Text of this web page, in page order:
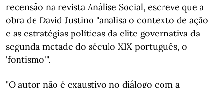
recensão na revista Análise Social, escreve que a
obra de David Justino "analisa o contexto de ação
e as estratégias políticas da elite governativa da
segunda metade do século XIX português, o
'fontismo'".
"O autor não é exaustivo no diálogo com a